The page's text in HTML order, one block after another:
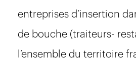
entreprises d’insertion
de bouche (traiteurs-
l’ensemble du territoire